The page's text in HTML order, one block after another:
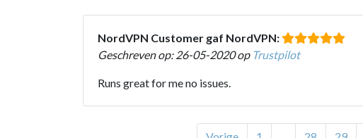
NordVPN Customer gaf NordVPN:
Geschreven op: 26-05-2020 op Trustpilot
Runs great for me no issues.